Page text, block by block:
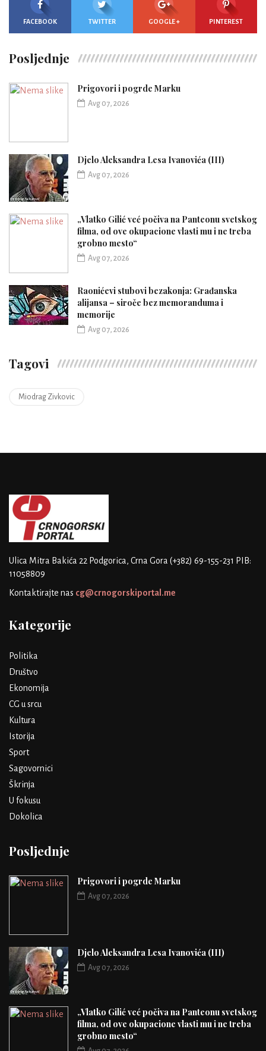
FACEBOOK TWITTER GOOGLE + PINTEREST
Posljednje
Prigovori i pogrde Marku
Avg 07, 2026
Djelo Aleksandra Lesa Ivanovića (III)
Avg 07, 2026
„Vlatko Gilić već počiva na Panteonu svetskog
filma, od ove okupacione vlasti mu i ne treba
grobno mesto“
Avg 07, 2026
Raonićevi stubovi bezakonja: Građanska
alijansa – siroče bez memoranduma i
memorije
Avg 07, 2026
Tagovi
Miodrag Zivkovic
Ulica Mitra Bakića 22 Podgorica, Crna Gora (+382) 69-155-231 PIB:
11058809
Kontaktirajte nas cg@crnogorskiportal.me
Kategorije
Politika
Društvo
Ekonomija
CG u srcu
Kultura
Istorija
Sport
Sagovornici
Škrinja
U fokusu
Dokolica
Posljednje
Prigovori i pogrde Marku
Avg 07, 2026
Djelo Aleksandra Lesa Ivanovića (III)
Avg 07, 2026
„Vlatko Gilić već počiva na Panteonu svetskog
filma, od ove okupacione vlasti mu i ne treba
grobno mesto“